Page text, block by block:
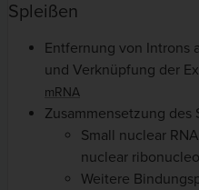
Spleißen
Entfernung von Introns
und Verknüpfung der
mRNA
Zusammensetzung des
Small nuclear
nuclear
Weitere